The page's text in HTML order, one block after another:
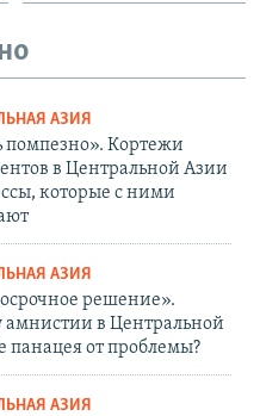
АЗИЯ
помпезно». Кортежи
в Центральной Азии
которые с ними
АЗИЯ
решение».
амнистии в Центральной
панацея от проблемы?
АЗИЯ